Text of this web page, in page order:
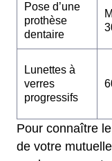
Pose d’une
prothèse
dentaire
Lunettes à
verres
progressifs
Pour connaître
de votre